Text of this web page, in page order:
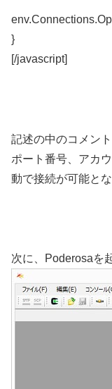
}
[/javascript]
記述の中のコメン
ポート番号、アカ
動で接続が可能とな
次に、Poderosaを